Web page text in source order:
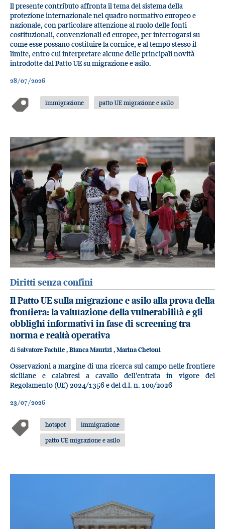
Il presente contributo affronta il tema del sistema della
protezione internazionale nel quadro normativo europeo e
nazionale, con particolare attenzione al ruolo delle fonti
costituzionali, convenzionali ed europee, per interrogarsi su
come esse possano costituire la cornice, e al tempo stesso il
limite, entro cui interpretare alcune delle principali novità
introdotte dal Patto UE su migrazione e asilo.
28/07/2026
immigrazione patto UE migrazione e asilo
Diritti senza confini
Il Patto UE sulla migrazione e asilo alla prova della
frontiera: la valutazione della vulnerabilità e gli
obblighi informativi in fase di screening tra
norma e realtà operativa
di Salvatore Fachile , Bianca Maurizi , Marina Chetoni
Osservazioni a margine di una ricerca sul campo nelle frontiere
siciliane e calabresi a cavallo dell'entrata in vigore del
Regolamento (UE) 2024/1356 e del d.l. n. 100/2026
23/07/2026
hotspot
immigrazione
patto UE migrazione e asilo